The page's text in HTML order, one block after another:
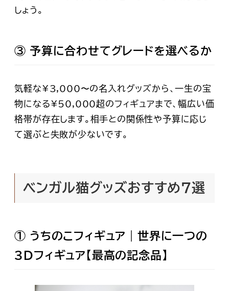
しょう。
③ 予算に合わせてグレードを選べるか
気軽な¥3,000〜の名入れグッズから、一生の宝
物になる¥50,000超のフィギュアまで、幅広い価
格帯が存在します。相手との関係性や予算に応じ
て選ぶと失敗が少ないです。
ベンガル猫グッズおすすめ7選
① うちのこフィギュア｜世界に一つの
3Dフィギュア【最高の記念品】